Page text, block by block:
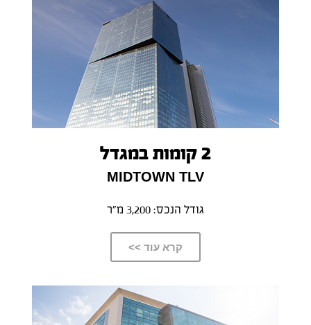
2 קומות במגדל
MIDTOWN TLV
גודל הנכס: 3,200 מ”ר
קרא עוד >>